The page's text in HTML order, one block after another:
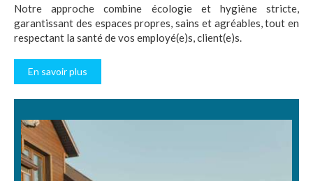
Notre approche combine écologie et hygiène stricte,
garantissant des espaces propres, sains et agréables, tout en
respectant la santé de vos employé(e)s, client(e)s.
En savoir plus